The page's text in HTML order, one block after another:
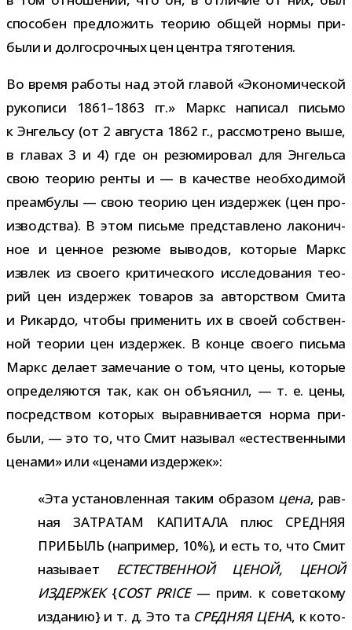
спо­со­бен пред­ло­жить тео­рию общей нормы при­
были и дол­го­сроч­ных цен цен­тра тяготения.
Во время работы над этой гла­вой «Экономической
руко­писи 1861–1863 гг.» Маркс напи­сал письмо
к Энгельсу (от 2 авгу­ста 1862 г., рас­смот­рено выше,
в гла­вах 3 и 4) где он резю­ми­ро­вал для Энгельса
свою тео­рию ренты и — в каче­стве необ­хо­ди­мой
пре­ам­булы — свою тео­рию цен издер­жек (цен про­
из­вод­ства). В этом письме пред­став­лено лако­нич­
ное и цен­ное резюме выво­дов, кото­рые Маркс
извлек из сво­его кри­ти­че­ского иссле­до­ва­ния тео­
рий цен издер­жек това­ров за автор­ством Смита
и Рикардо, чтобы при­ме­нить их в своей соб­ствен­
ной тео­рии цен издер­жек. В конце сво­его письма
Маркс делает заме­ча­ние о том, что цены, кото­рые
опре­де­ля­ются так, как он объ­яс­нил, — т. е. цены,
посред­ством кото­рых вырав­ни­ва­ется норма при­
были, — это то, что Смит назы­вал «есте­ствен­ными
ценами» или «ценами издержек»:
«Эта уста­нов­лен­ная таким обра­зом цена, рав­
ная ЗАТРАТАМ КАПИТАЛА плюс СРЕДНЯЯ
ПРИБЫЛЬ (напри­мер, 10%), и есть то, что Смит
назы­вает ЕСТЕСТВЕННОЙ ЦЕНОЙ, ЦЕНОЙ
ИЗДЕРЖЕК{COST PRICE— прим. к совет­скому
изда­нию} и т. д. Это та СРЕДНЯЯ ЦЕНА, к кото­